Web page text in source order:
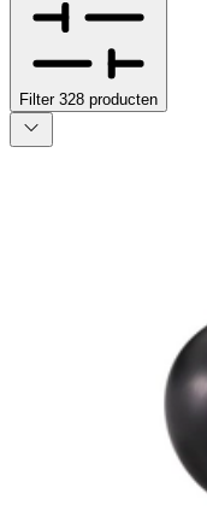
Filter 328 producten